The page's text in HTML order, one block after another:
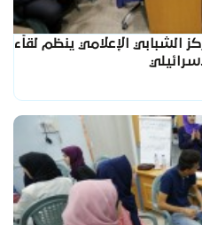
الشبابي الإعلامي ينظم لقاًء